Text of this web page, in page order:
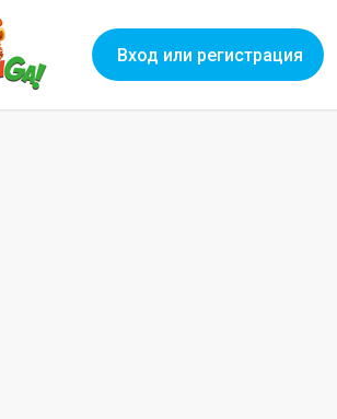
Вход или регистрация